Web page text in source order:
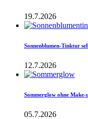
19.7.2026
Sonnenblumen-Tinktur
12.7.2026
Sommerglow ohne Make-
05.7.2026